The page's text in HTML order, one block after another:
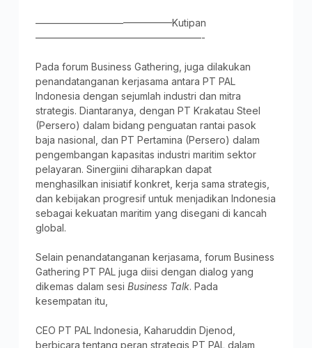
——————————————Kutipan
—————————————————-
Pada forum Business Gathering, juga dilakukan
penandatanganan kerjasama antara PT PAL
Indonesia dengan sejumlah industri dan mitra
strategis. Diantaranya, dengan PT Krakatau Steel
(Persero) dalam bidang penguatan rantai pasok
baja nasional, dan PT Pertamina (Persero) dalam
pengembangan kapasitas industri maritim sektor
pelayaran. Sinergiini diharapkan dapat
menghasilkan inisiatif konkret, kerja sama strategis,
dan kebijakan progresif untuk menjadikan Indonesia
sebagai kekuatan maritim yang disegani di kancah
global.
Selain penandatanganan kerjasama, forum Business
Gathering PT PAL juga diisi dengan dialog yang
dikemas dalam sesi Business Talk. Pada
kesempatan itu,
CEO PT PAL Indonesia, Kaharuddin Djenod,
berbicara tentang peran strategis PT PAL dalam